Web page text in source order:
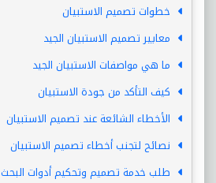
خطوات تصميم الاستبيان
معايير تصميم الاستبيان الجيد
ما هي مواصفات الاستبيان الجيد
كيف التأكد من جودة الاستبيان
الأخطاء الشائعة عند تصميم الاستبيان
نصائح لتجنب أخطاء تصميم الاستبيان
طلب خدمة تصميم وتحكيم أدوات البحث